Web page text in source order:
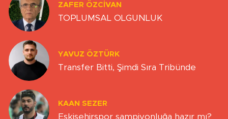
ZAFER ÖZCIVAN
TOPLUMSAL OLGUNLUK
YAVUZ ÖZTÜRK
Transfer Bitti, Şimdi Sıra Tribünde
KAAN SEZER
Eskişehirspor şampiyonluğa hazır mı?